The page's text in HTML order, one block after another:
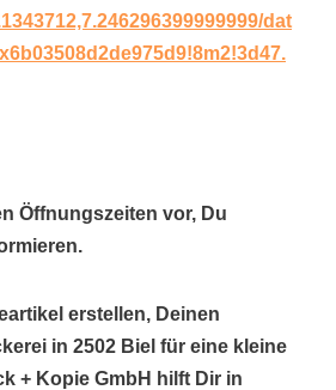
dat
Öffnungszeiten vor, Du
erstellen, Deinen
in 2502 Biel für eine kleine
+ Kopie GmbH hilft Dir in